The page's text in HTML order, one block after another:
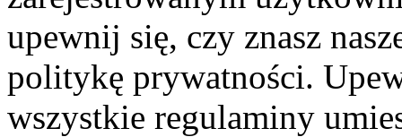
upewnij się, czy znasz
politykę prywatności.
wszystkie regulaminy